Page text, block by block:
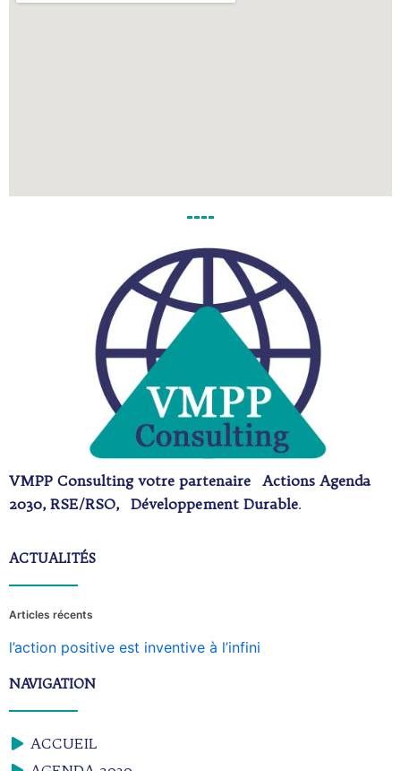
VMPP Consulting votre partenaire Actions Agenda
2030, RSE/RSO, Développement Durable.
ACTUALITÉS
Articles récents
l’action positive est inventive à l’infini
NAVIGATION
ACCUEIL